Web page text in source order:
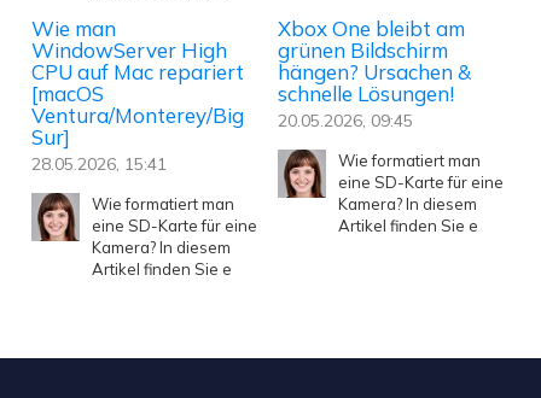
Wie man
WindowServer High
CPU auf Mac repariert
[macOS
Ventura/Monterey/Big
Sur]
28.05.2026, 15:41
Wie formatiert man
eine SD-Karte für eine
Kamera? In diesem
Artikel finden Sie e
Xbox One bleibt am
grünen Bildschirm
hängen? Ursachen &
schnelle Lösungen!
20.05.2026, 09:45
Wie formatiert man
eine SD-Karte für eine
Kamera? In diesem
Artikel finden Sie e